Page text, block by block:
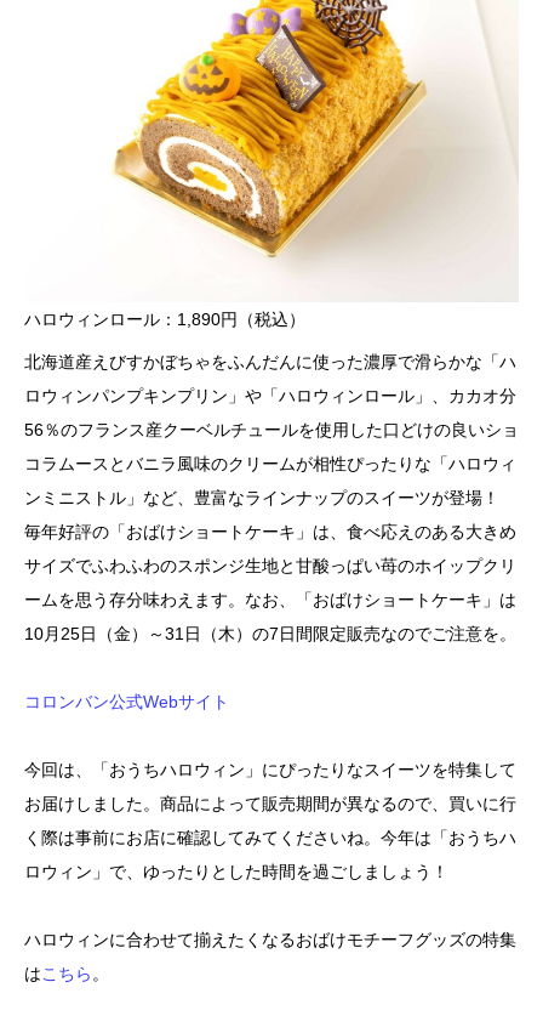
ハロウィンロール：1,890円（税込）
北海道産えびすかぼちゃをふんだんに使った濃厚で滑らかな「ハ
ロウィンパンプキンプリン」や「ハロウィンロール」、カカオ分
56％のフランス産クーベルチュールを使用した口どけの良いショ
コラムースとバニラ風味のクリームが相性ぴったりな「ハロウィ
ンミニストル」など、豊富なラインナップのスイーツが登場！
毎年好評の「おばけショートケーキ」は、食べ応えのある大きめ
サイズでふわふわのスポンジ生地と甘酸っぱい苺のホイップクリ
ームを思う存分味わえます。なお、「おばけショートケーキ」は
10月25日（金）～31日（木）の7日間限定販売なのでご注意を。
コロンバン公式Webサイト
今回は、「おうちハロウィン」にぴったりなスイーツを特集して
お届けしました。商品によって販売期間が異なるので、買いに行
く際は事前にお店に確認してみてくださいね。今年は「おうちハ
ロウィン」で、ゆったりとした時間を過ごしましょう！
ハロウィンに合わせて揃えたくなるおばけモチーフグッズの特集
はこちら。